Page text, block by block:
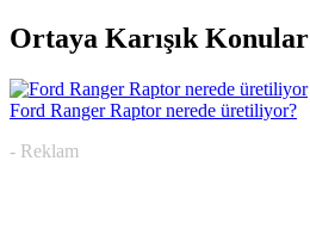
Ortaya Karışık Konular
Ford Ranger Raptor nerede üretiliyor?
- Reklam